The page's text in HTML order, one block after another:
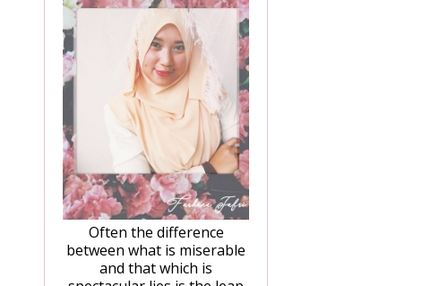
Often the difference
between what is miserable
and that which is